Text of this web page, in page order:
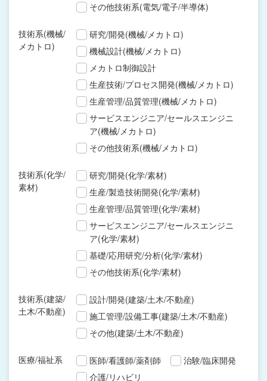
その他技術系(電気/電子/半導体)
技術系(機械/
メカトロ)
研究/開発(機械/メカトロ)
機械設計(機械/メカトロ)
メカトロ制御設計
生産技術/プロセス開発(機械/メカトロ)
生産管理/品質管理(機械/メカトロ)
サービスエンジニア/セールスエンジニ
ア(機械/メカトロ)
その他技術系(機械/メカトロ)
技術系(化学/
素材)
研究/開発(化学/素材)
生産/製造技術開発(化学/素材)
生産管理/品質管理(化学/素材)
サービスエンジニア/セールスエンジニ
ア(化学/素材)
基礎/応用研究/分析(化学/素材)
その他技術系(化学/素材)
技術系(建築/
土木/不動産)
設計/開発(建築/土木/不動産)
施工管理/設備工事(建築/土木/不動産)
その他(建築/土木/不動産)
医療/福祉系 医師/看護師/薬剤師
治験/臨床開発
介護/リハビリ